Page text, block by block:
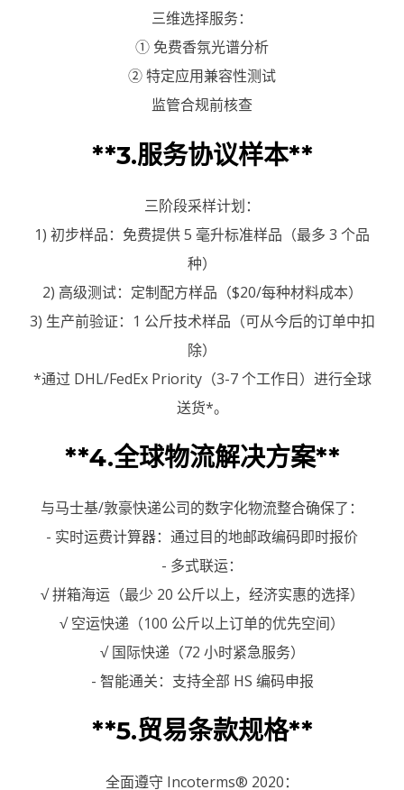
三维选择服务：
① 免费香氛光谱分析
② 特定应用兼容性测试
监管合规前核查
**3.服务协议样本**
三阶段采样计划：
1) 初步样品：免费提供 5 毫升标准样品（最多 3 个品
种）
2) 高级测试：定制配方样品（$20/每种材料成本）
3) 生产前验证：1 公斤技术样品（可从今后的订单中扣
除）
*通过 DHL/FedEx Priority（3-7 个工作日）进行全球
送货*。
**4.全球物流解决方案**
与马士基/敦豪快递公司的数字化物流整合确保了：
- 实时运费计算器：通过目的地邮政编码即时报价
- 多式联运：
√ 拼箱海运（最少 20 公斤以上，经济实惠的选择）
√ 空运快递（100 公斤以上订单的优先空间）
√ 国际快递（72 小时紧急服务）
- 智能通关：支持全部 HS 编码申报
**5.贸易条款规格**
全面遵守 Incoterms® 2020：